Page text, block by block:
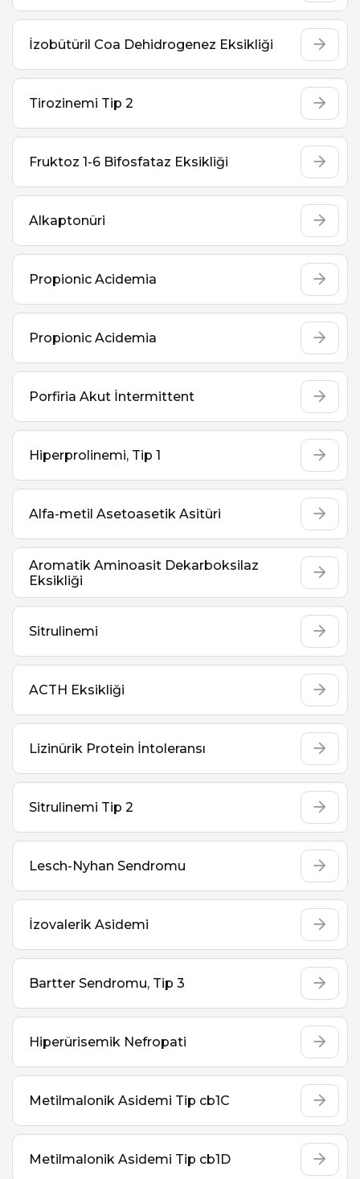
İzobütüril Coa Dehidrogenez Eksikliği
Tirozinemi Tip 2
Fruktoz 1-6 Bifosfataz Eksikliği
Alkaptonüri
Propionic Acidemia
Propionic Acidemia
Porfiria Akut İntermittent
Hiperprolinemi, Tip 1
Alfa-metil Asetoasetik Asitüri
Aromatik Aminoasit Dekarboksilaz
Eksikliği
Sitrulinemi
ACTH Eksikliği
Lizinürik Protein İntoleransı
Sitrulinemi Tip 2
Lesch-Nyhan Sendromu
İzovalerik Asidemi
Bartter Sendromu, Tip 3
Hiperürisemik Nefropati
Metilmalonik Asidemi Tip cb1C
Metilmalonik Asidemi Tip cb1D